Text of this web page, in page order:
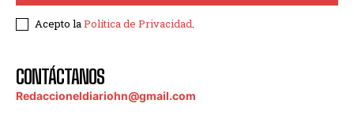
Acepto laPolítica de Privacidad.
CONTÁCTANOS
Redaccioneldiariohn@gmail.com